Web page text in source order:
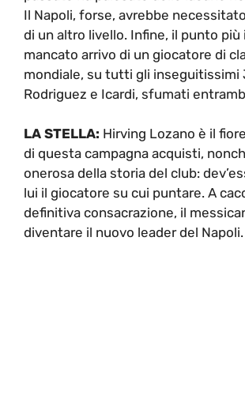
Il Napoli, forse, avrebbe
di un altro livello. Infine, il punto
mancato arrivo di un giocatore di
mondiale, su tutti gli inseguitissimi
Rodriguez e Icardi, sfumati
LA STELLA: Hirving Lozano è il
di questa campagna acquisti,
onerosa della storia del club:
lui il giocatore su cui puntare. A
definitiva consacrazione, il
diventare il nuovo leader del Napoli.